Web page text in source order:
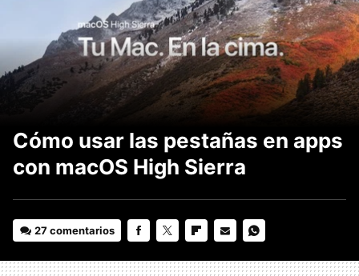
Cómo usar las pestañas en apps
con macOS High Sierra
27 comentarios